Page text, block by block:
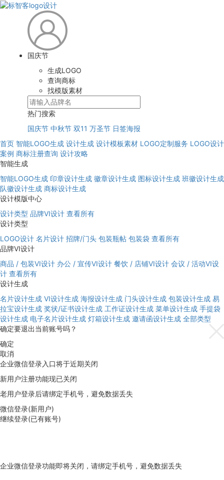
国庆节
生成LOGO
查询商标
找模版素材
热门搜索
国庆节 中秋节 双11 万圣节 日签海报
首页 智能LOGO生成 设计生成 设计模板素材 LOGO定制服务 LOGO设计
案例 商标注册查询 设计攻略
智能生成
智能LOGO生成 印章设计生成 徽章设计生成 图标设计生成 班徽设计生成
队徽设计生成 商标设计生成
设计模版中心
设计类型 品牌VI设计 查看所有
设计类型
LOGO设计 名片设计 招牌/门头 包装瓶帖 包装袋 查看所有
品牌VI设计
商品 / 包装VI设计 办公 / 宣传VI设计 餐饮 / 店铺VI设计 会议 / 活动VI设
计 查看所有
设计生成
名片设计生成 VI设计生成 海报设计生成 门头设计生成 包装设计生成 易
拉宝设计生成 奖状/证书设计生成 工作证设计生成 菜单设计生成 手提袋
设计生成 电子名片设计生成 灯箱设计生成 邀请函设计生成 全部类型
确定要退出当前账号吗？
确定
取消
企业微信登录入口将于近期关闭
新用户注册功能现已关闭
老用户登录后请绑定手机号，避免数据丢失
微信登录(新用户)
继续登录(已有账号)
企业微信登录功能即将关闭，请绑定手机号，避免数据丢失